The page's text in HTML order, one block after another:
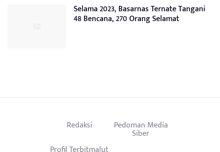
Selama 2023, Basarnas Ternate Tangani
48 Bencana, 270 Orang Selamat
Redaksi Pedoman Media
Siber